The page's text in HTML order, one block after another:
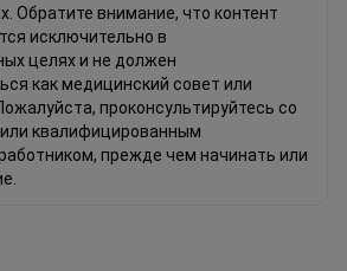
Обратите внимание, что контент
исключительно в
целях и не должен
как медицинский совет или
проконсультируйтесь со
квалифицированным
прежде чем начинать или